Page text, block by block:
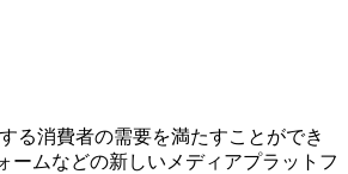
る消費者の需要を満たすことができ
ームなどの新しいメディアプラットフ